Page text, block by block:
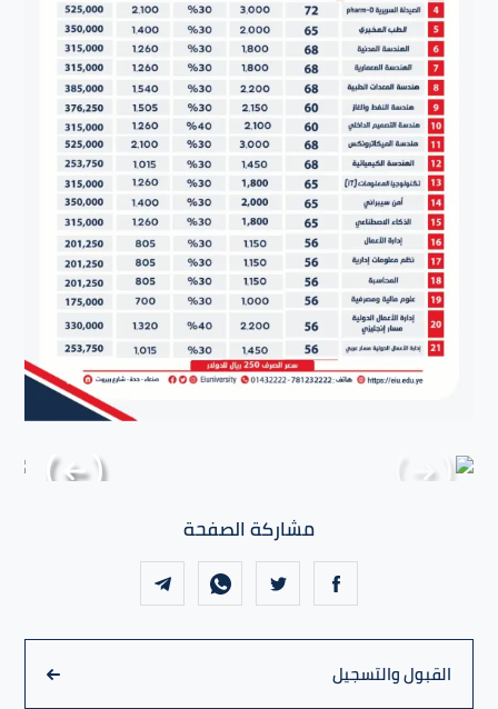
مشاركة الصفحة
القبول والتسجيل